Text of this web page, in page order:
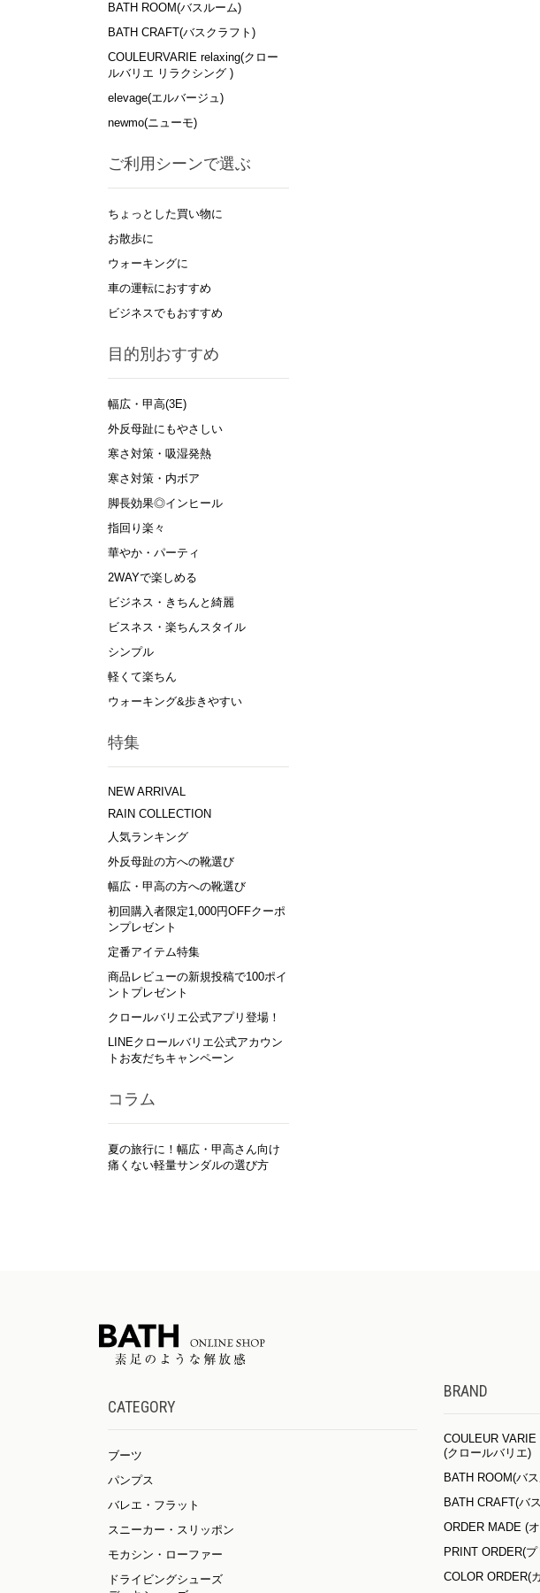
BATH ROOM(バスルーム)
BATH CRAFT(バスクラフト)
COULEURVARIE relaxing(クロー
ルバリエ リラクシング )
elevage(エルバージュ)
newmo(ニューモ)
ご利用シーンで選ぶ
ちょっとした買い物に
お散歩に
ウォーキングに
車の運転におすすめ
ビジネスでもおすすめ
目的別おすすめ
幅広・甲高(3E)
外反母趾にもやさしい
寒さ対策・吸湿発熱
寒さ対策・内ボア
脚長効果◎インヒール
指回り楽々
華やか・パーティ
2WAYで楽しめる
ビジネス・きちんと綺麗
ビスネス・楽ちんスタイル
シンプル
軽くて楽ちん
ウォーキング&歩きやすい
特集
NEW ARRIVAL
RAIN COLLECTION
人気ランキング
外反母趾の方への靴選び
幅広・甲高の方への靴選び
初回購入者限定1,000円OFFクーポ
ンプレゼント
定番アイテム特集
商品レビューの新規投稿で100ポイ
ントプレゼント
クロールバリエ公式アプリ登場！
LINEクロールバリエ公式アカウン
トお友だちキャンペーン
コラム
夏の旅行に！幅広・甲高さん向け
痛くない軽量サンダルの選び方
CATEGORY
ブーツ
パンプス
バレエ・フラット
スニーカー・スリッポン
モカシン・ローファー
ドライビングシューズ
BRAND
COULEUR VARIE
(クロールバリエ)
BATH ROOM(バ
BATH CRAFT(バ
ORDER MADE (
PRINT ORDER(
COLOR ORDER(